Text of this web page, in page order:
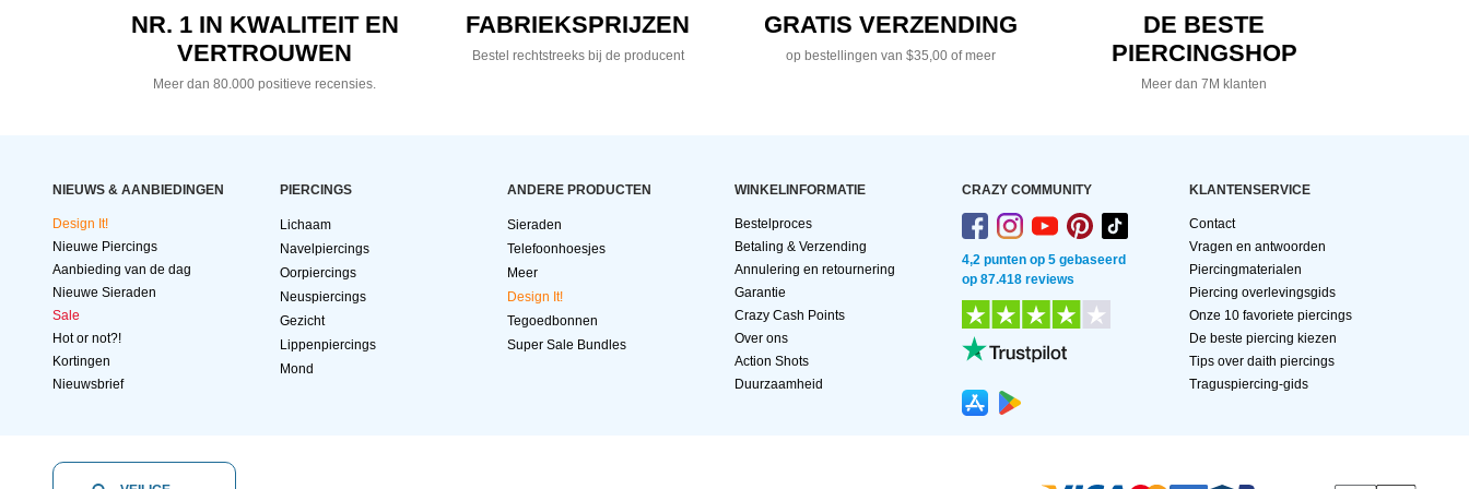
NR. 1 IN KWALITEIT EN
VERTROUWEN
Meer dan 80.000 positieve recensies.
FABRIEKSPRIJZEN
Bestel rechtstreeks bij de producent
GRATIS VERZENDING
op bestellingen van $35,00 of meer
DE BESTE
PIERCINGSHOP
Meer dan 7M klanten
NIEUWS & AANBIEDINGEN
Design It!
Nieuwe Piercings
Aanbieding van de dag
Nieuwe Sieraden
Sale
Hot or not?!
Kortingen
Nieuwsbrief
PIERCINGS
Lichaam
Navelpiercings
Oorpiercings
Neuspiercings
Gezicht
Lippenpiercings
Mond
ANDERE PRODUCTEN
Sieraden
Telefoonhoesjes
Meer
Design It!
Tegoedbonnen
Super Sale Bundles
WINKELINFORMATIE
Bestelproces
Betaling & Verzending
Annulering en retournering
Garantie
Crazy Cash Points
Over ons
Action Shots
Duurzaamheid
CRAZY COMMUNITY
4,2 punten op 5 gebaseerd
op 87.418 reviews
KLANTENSERVICE
Contact
Vragen en antwoorden
Piercingmaterialen
Piercing overlevingsgids
Onze 10 favoriete piercings
De beste piercing kiezen
Tips over daith piercings
Traguspiercing-gids